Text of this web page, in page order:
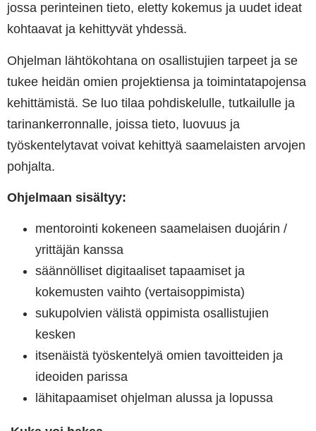
jossa perinteinen tieto, eletty kokemus ja uudet ideat
kohtaavat ja kehittyvät yhdessä.
Ohjelman lähtökohtana on osallistujien tarpeet ja se
tukee heidän omien projektiensa ja toimintatapojensa
kehittämistä. Se luo tilaa pohdiskelulle, tutkailulle ja
tarinankerronnalle, joissa tieto, luovuus ja
työskentelytavat voivat kehittyä saamelaisten arvojen
pohjalta.
Ohjelmaan sisältyy:
mentorointi kokeneen saamelaisen duojárin /
yrittäjän kanssa
säännölliset digitaaliset tapaamiset ja
kokemusten vaihto (vertaisoppimista)
sukupolvien välistä oppimista osallistujien
kesken
itsenäistä työskentelyä omien tavoitteiden ja
ideoiden parissa
lähitapaamiset ohjelman alussa ja lopussa